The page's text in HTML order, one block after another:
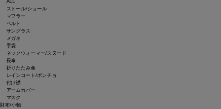
ALL
ストール/ショール
マフラー
ベルト
サングラス
メガネ
手袋
ネックウォーマー/スヌード
長傘
折りたたみ傘
レインコート/ポンチョ
付け襟
アームカバー
マスク
財布/小物